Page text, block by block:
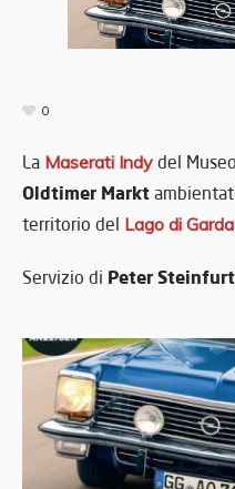
0
La Maserati Indy del
Oldtimer Markt
territorio del Lago di Garda
Servizio di Peter